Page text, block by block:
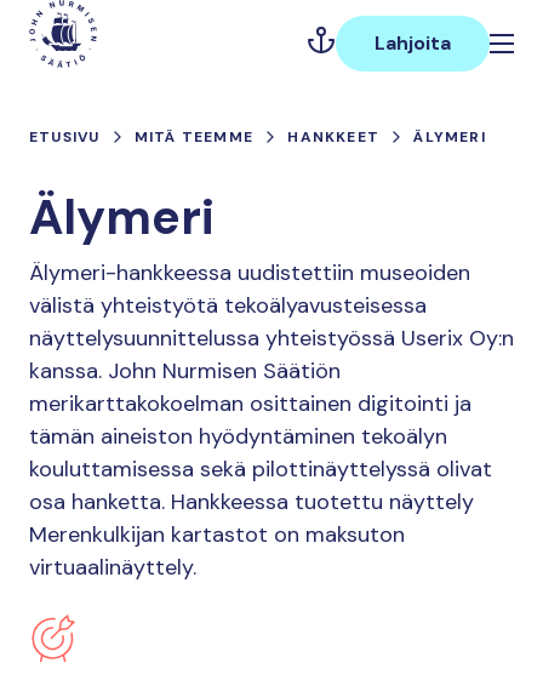
Hyppää
sisältöön
Päävalikko
Lahjoita
ETUSIVU MITÄ TEEMME HANKKEET ÄLYMERI
Älymeri
Älymeri-hankkeessa uudistettiin museoiden
välistä yhteistyötä tekoälyavusteisessa
näyttelysuunnittelussa yhteistyössä Userix Oy:n
kanssa. John Nurmisen Säätiön
merikarttakokoelman osittainen digitointi ja
tämän aineiston hyödyntäminen tekoälyn
kouluttamisessa sekä pilottinäyttelyssä olivat
osa hanketta. Hankkeessa tuotettu näyttely
Merenkulkijan kartastot on maksuton
virtuaalinäyttely.